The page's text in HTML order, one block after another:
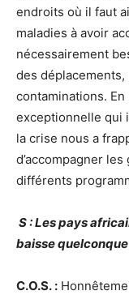
endroits où il faut
maladies à avoir
nécessairement
des déplacements,
contaminations. En
exceptionnelle qui
la crise nous a
d’accompagner
différents
S : Les pays
baisse
C.O.S. :